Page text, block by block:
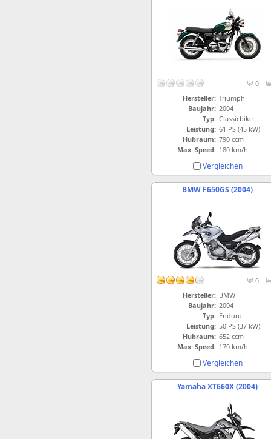
0
Hersteller: Triumph
Baujahr: 2004
Typ: Classicbike
Leistung: 61 PS (45 kW)
Hubraum: 790 ccm
Max. Speed: 180 km/h
Vergleichen
BMW F650GS (2004)
0
Hersteller: BMW
Baujahr: 2004
Typ: Enduro
Leistung: 50 PS (37 kW)
Hubraum: 652 ccm
Max. Speed: 170 km/h
Vergleichen
Yamaha XT660X (2004)